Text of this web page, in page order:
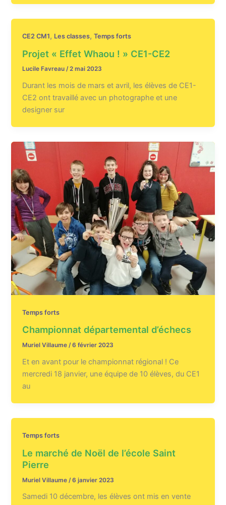
CE2 CM1, Les classes,Temps forts
Projet « Effet Whaou ! » CE1-CE2
Lucile Favreau/2 mai 2023
Durant les mois de mars et avril, les élèves de CE1-
CE2 ont travaillé avec un photographe et une
designer sur
Temps forts
Championnat départemental d’échecs
Muriel Villaume/6 février 2023
Et en avant pour le championnat régional ! Ce
mercredi 18 janvier, une équipe de 10 élèves, du CE1
au
Temps forts
Le marché de Noël de l’école Saint
Pierre
Muriel Villaume /6 janvier 2023
Samedi 10 décembre, les élèves ont mis en vente